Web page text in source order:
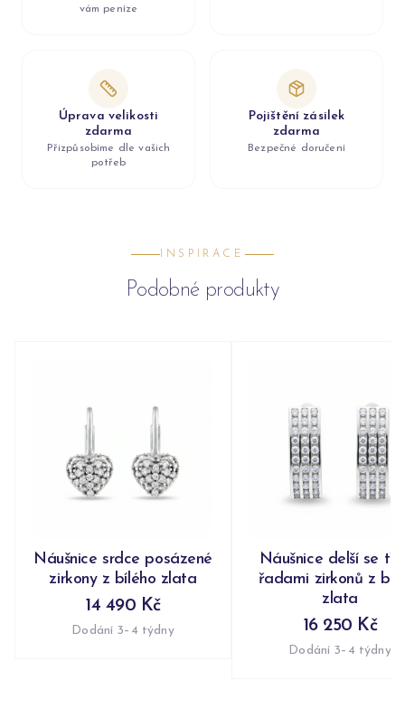
vám peníze
Úprava velikosti
zdarma
Přizpůsobíme dle vašich
potřeb
Pojištění zásilek
zdarma
Bezpečné doručení
INSPIRACE
Podobné produkty
Náušnice srdce posázené
zirkony z bílého zlata
14 490 Kč
Dodání 3–4 týdny
Náušnice delší se
řadami zirkonů z
zlata
16 250 Kč
Dodání 3–4 týdny